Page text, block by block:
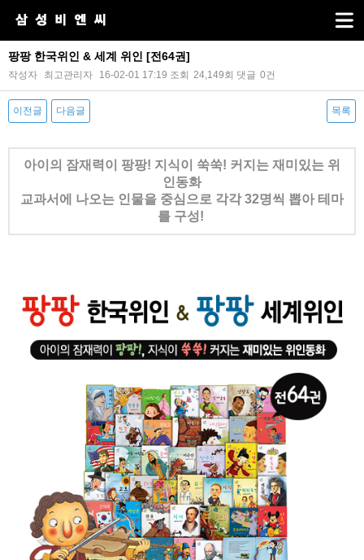
팡팡 한국위인 & 세계 위인 [전64권]
작성자 최고관리자 16-02-01 17:19 조회 24,149회 댓글 0건
이전글 다음글 목록
본문
아이의 잠재력이 팡팡! 지식이 쑥쑥! 커지는 재미있는 위
인동화
교과서에 나오는 인물을 중심으로 각각 32명씩 뽑아 테마
를 구성!